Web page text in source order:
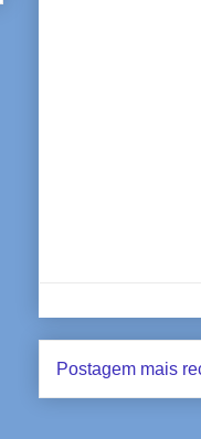
Postagem mais